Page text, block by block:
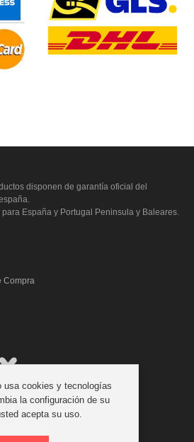
disponen de garantía oficial del
España y Portugal Peninsula y Baleares.
Compra
900
usa cookies y tecnologías
la configuración de su
acepta su uso.